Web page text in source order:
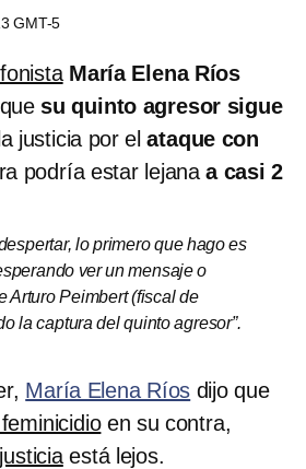
GMT-5
María Elena Ríos
su quinto agresor sigue
justicia por elataque con
podría estar lejana a casi 2
lo primero que hago es
ver un mensaje o
Arturo Peimbert (fiscal de
la captura del quinto agresor”.
María Elena Ríos dijo que
en su contra,
justiciaestá lejos.